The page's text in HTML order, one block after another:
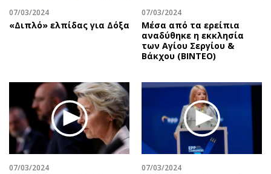
07/03/2024
«Διπλό» ελπίδας για Δόξα
07/03/2024
Μέσα από τα ερείπια
αναδύθηκε η εκκλησία
των Αγίου Σεργίου &
Βάκχου (ΒΙΝΤΕΟ)
07/03/2024 07/03/2024